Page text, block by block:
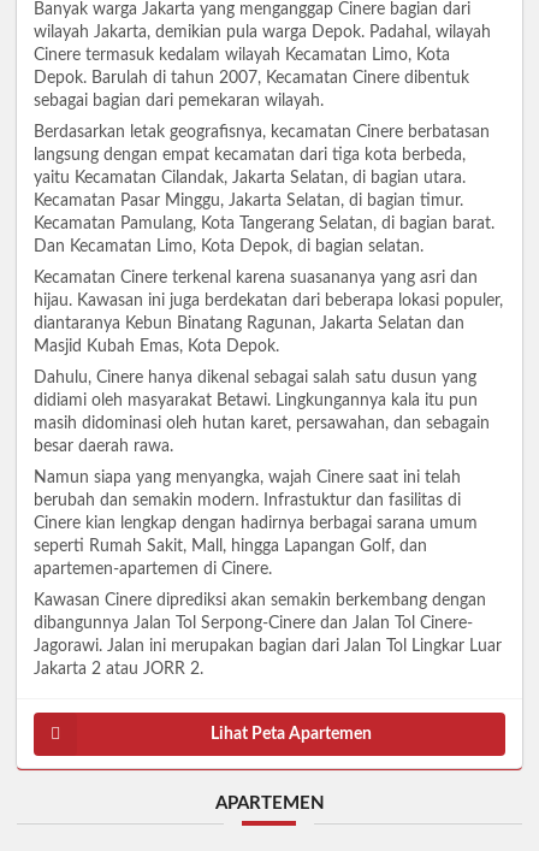
Banyak warga Jakarta yang menganggap Cinere bagian dari
wilayah Jakarta, demikian pula warga Depok. Padahal, wilayah
Cinere termasuk kedalam wilayah Kecamatan Limo, Kota
Depok. Barulah di tahun 2007, Kecamatan Cinere dibentuk
sebagai bagian dari pemekaran wilayah.
Berdasarkan letak geografisnya, kecamatan Cinere berbatasan
langsung dengan empat kecamatan dari tiga kota berbeda,
yaitu Kecamatan Cilandak, Jakarta Selatan, di bagian utara.
Kecamatan Pasar Minggu, Jakarta Selatan, di bagian timur.
Kecamatan Pamulang, Kota Tangerang Selatan, di bagian barat.
Dan Kecamatan Limo, Kota Depok, di bagian selatan.
Kecamatan Cinere terkenal karena suasananya yang asri dan
hijau. Kawasan ini juga berdekatan dari beberapa lokasi populer,
diantaranya Kebun Binatang Ragunan, Jakarta Selatan dan
Masjid Kubah Emas, Kota Depok.
Dahulu, Cinere hanya dikenal sebagai salah satu dusun yang
didiami oleh masyarakat Betawi. Lingkungannya kala itu pun
masih didominasi oleh hutan karet, persawahan, dan sebagain
besar daerah rawa.
Namun siapa yang menyangka, wajah Cinere saat ini telah
berubah dan semakin modern. Infrastuktur dan fasilitas di
Cinere kian lengkap dengan hadirnya berbagai sarana umum
seperti Rumah Sakit, Mall, hingga Lapangan Golf, dan
apartemen-apartemen di Cinere.
Kawasan Cinere diprediksi akan semakin berkembang dengan
dibangunnya Jalan Tol Serpong-Cinere dan Jalan Tol Cinere-
Jagorawi. Jalan ini merupakan bagian dari Jalan Tol Lingkar Luar
Jakarta 2 atau JORR 2.
Lihat Peta Apartemen
APARTEMEN